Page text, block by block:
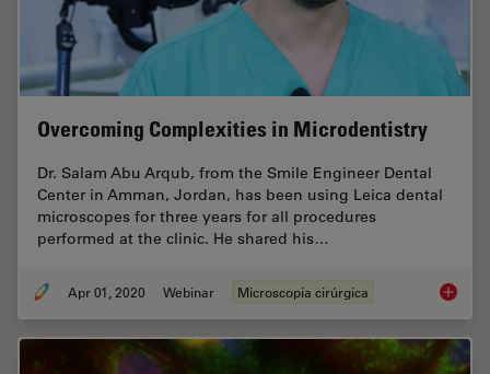
Overcoming Complexities in Microdentistry
Dr. Salam Abu Arqub, from the Smile Engineer Dental
Center in Amman, Jordan, has been using Leica dental
microscopes for three years for all procedures
performed at the clinic. He shared his…
Apr 01, 2020 Webinar Microscopia cirúrgica